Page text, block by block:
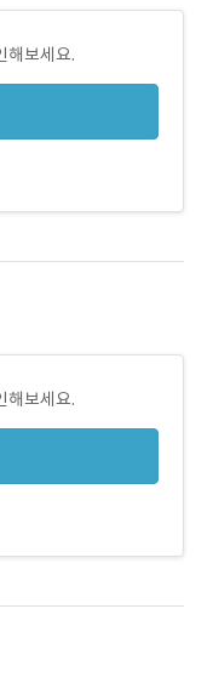
해보세요.
해보세요.